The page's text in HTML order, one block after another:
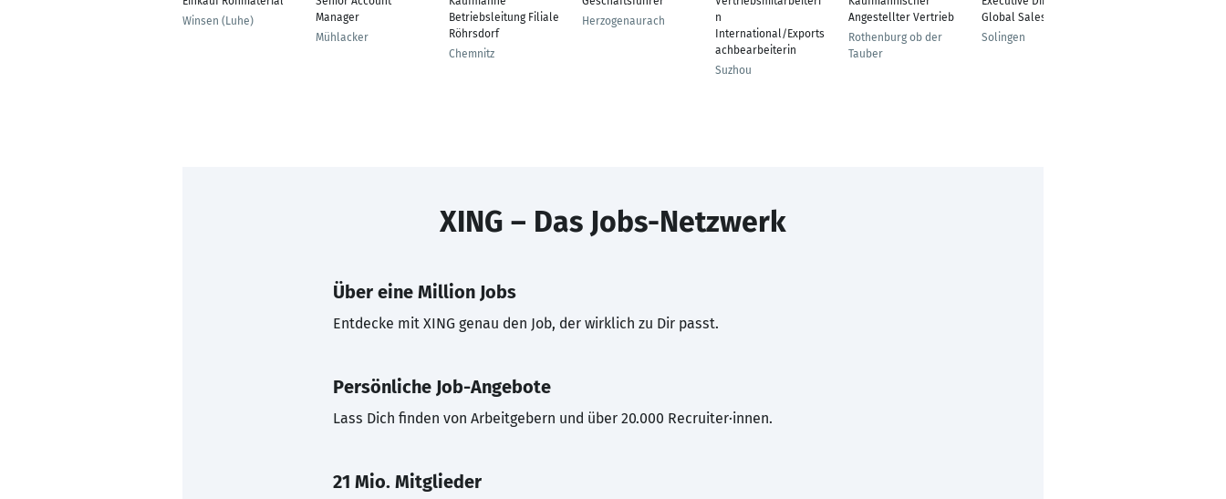
Winsen (Luhe)
Manager
Mühlacker
Betriebsleitung Filiale
Röhrsdorf
Chemnitz
Herzogenaurach
n
International/Exports
achbearbeiterin
Suzhou
Angestellter Vertrieb
Rothenburg ob der
Tauber
Global Sales
Solingen
XING – Das Jobs-Netzwerk
Über eine Million Jobs
Entdecke mit XING genau den Job, der wirklich zu Dir passt.
Persönliche Job-Angebote
Lass Dich finden von Arbeitgebern und über 20.000 Recruiter·innen.
21 Mio. Mitglieder